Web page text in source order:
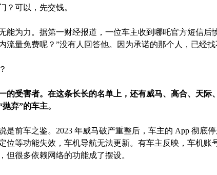
？可以，先交钱。
能为力。据第一财经报道，一位车主收到哪吒官方短信后
流量免费呢？”没有人回答他。因为承诺的那个人，已经找
的受害者。在这条长长的名单上，还有威马、高合、天际
弃”的车主。
是前车之鉴。2023 年威马破产重整后，车主的 App 彻底停
位等功能失效，车机导航无法更新。有车主反映，车机账
但很多依赖网络的功能成了摆设。